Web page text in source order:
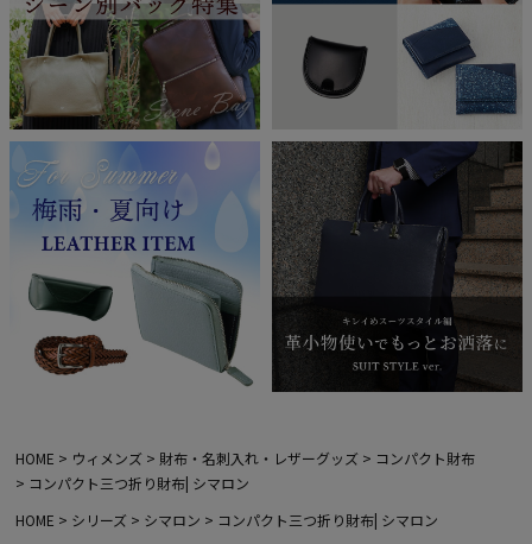
HOME ウィメンズ 財布・名刺入れ・レザーグッズ
コンパクト財布
コンパクト三つ折り財布| シマロン
HOME
シリーズ シマロン
コンパクト三つ折り財布| シマロン